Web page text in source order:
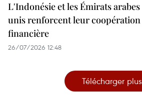
L'Indonésie et les Émirats arabes
unis renforcent leur coopération
financière
26/07/2026 12:48
Télécharger plus